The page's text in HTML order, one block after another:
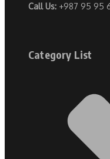
Call Us: +987 95 95
Category List